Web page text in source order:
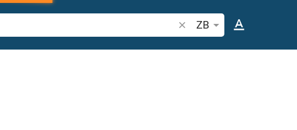
Bibelstelle oder Begriff suchen
ZB